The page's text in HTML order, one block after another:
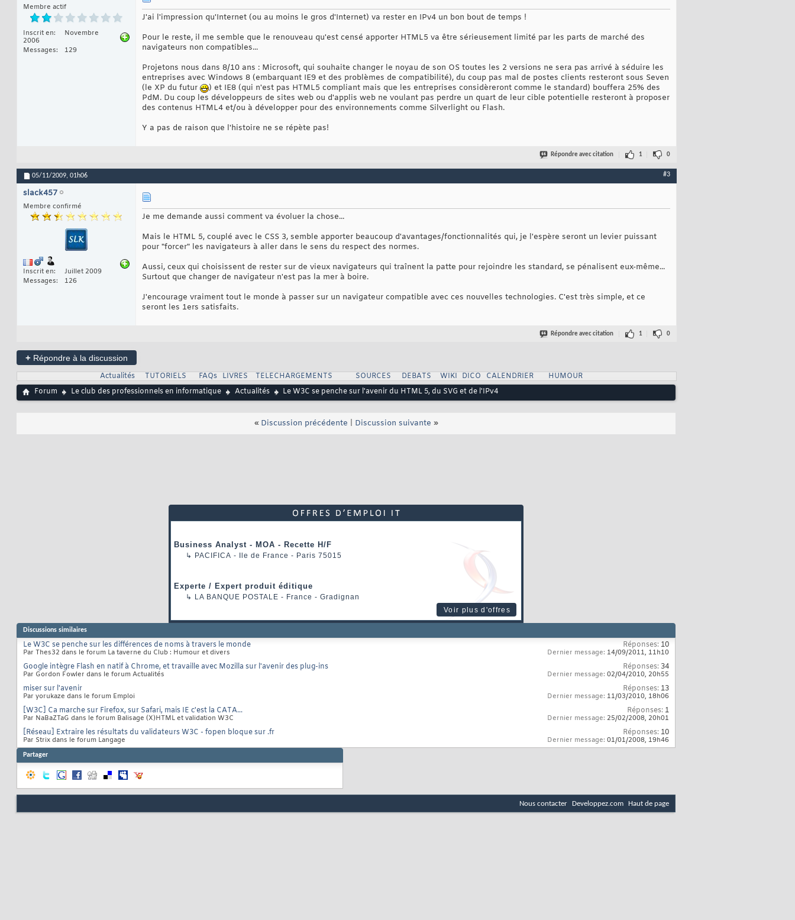
Membre actif
Inscrit en
Novembre
2006
Messages
129
J'ai l'impression qu'Internet (ou au moins le gros d'Internet) va rester en IPv4 un bon bout de temps !
Pour le reste, il me semble que le renouveau qu'est censé apporter HTML5 va être sérieusement limité par les parts de marché des
navigateurs non compatibles...
Projetons nous dans 8/10 ans : Microsoft, qui souhaite changer le noyau de son OS toutes les 2 versions ne sera pas arrivé à séduire les
entreprises avec Windows 8 (embarquant IE9 et des problèmes de compatibilité), du coup pas mal de postes clients resteront sous Seven
(le XP du futur
) et IE8 (qui n'est pas HTML5 compliant mais que les entreprises considèreront comme le standard) bouffera 25% des
PdM. Du coup les développeurs de sites web ou d'applis web ne voulant pas perdre un quart de leur cible potentielle resteront à proposer
des contenus HTML4 et/ou à développer pour des environnements comme Silverlight ou Flash.
Y a pas de raison que l'histoire ne se répète pas!
Répondre avec citation 1 0
05/11/2009, 01h06 #3
slack457
Membre confirmé
Inscrit en
Juillet 2009
Messages
126
Je me demande aussi comment va évoluer la chose...
Mais le HTML 5, couplé avec le CSS 3, semble apporter beaucoup d'avantages/fonctionnalités qui, je l'espère seront un levier puissant
pour "forcer" les navigateurs à aller dans le sens du respect des normes.
Aussi, ceux qui choisissent de rester sur de vieux navigateurs qui traînent la patte pour rejoindre les standard, se pénalisent eux-même...
Surtout que changer de navigateur n'est pas la mer à boire.
J'encourage vraiment tout le monde à passer sur un navigateur compatible avec ces nouvelles technologies. C'est très simple, et ce
seront les 1ers satisfaits.
Répondre avec citation 1 0
+ Répondre à la discussion
Actualités
TUTORIELS FAQs LIVRES TELECHARGEMENTS SOURCES DEBATS WIKI DICO CALENDRIER
HUMOUR
Forum
Le club des professionnels en informatique Actualités Le W3C se penche sur l'avenir du HTML 5, du SVG et de l'IPv4
« Discussion précédente Discussion suivante »
Business Analyst - MOA - Recette H/F
↳ PACIFICA - Ile de France - Paris 75015
Experte / Expert produit éditique
↳ LA BANQUE POSTALE - France - Gradignan
Voir plus d'offres
Discussions similaires
Le W3C se penche sur les différences de noms à travers le monde
Par Thes32 dans le forum La taverne du Club : Humour et divers
Réponses: 10
Dernier message: 14/09/2011, 11h10
Google intègre Flash en natif à Chrome, et travaille avec Mozilla sur l'avenir des plug-ins
Par Gordon Fowler dans le forum Actualités
Réponses: 34
Dernier message: 02/04/2010, 20h55
miser sur l'avenir
Par yorukaze dans le forum Emploi
Réponses: 13
Dernier message: 11/03/2010, 18h06
[W3C] Ca marche sur Firefox, sur Safari, mais IE c'est la CATA...
Par NaBaZTaG dans le forum Balisage (X)HTML et validation W3C
Réponses: 1
Dernier message: 25/02/2008, 20h01
[Réseau] Extraire les résultats du validateurs W3C - fopen bloque sur .fr
Par Strix dans le forum Langage
Réponses: 10
Dernier message: 01/01/2008, 19h46
Partager
Nous contacter Developpez.com Haut de page